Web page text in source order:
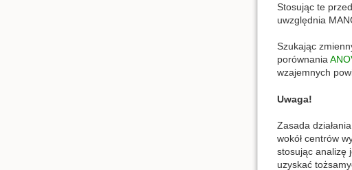
Stosując te
uwzględnia
Szukając
porównania
wzajemnych
Uwaga!
Zasada
wokół centrów
stosując analizę
uzyskać